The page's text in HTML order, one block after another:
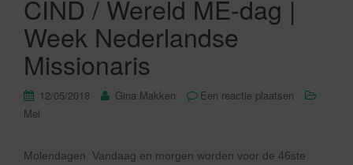
CIND / Wereld ME-dag |
Week Nederlandse
Missionaris
12/05/2018 Gina Makken
Een reactie plaatsen
Mei
Molendagen Vandaag en morgen worden voor de 46ste